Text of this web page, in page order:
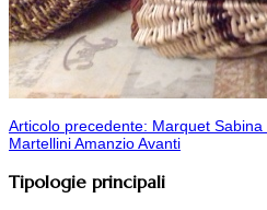
Articolo precedente: Marquet Sabina
Martellini AmanzioAvanti
Tipologie principali